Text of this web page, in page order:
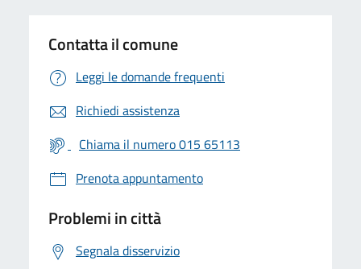
Contatta il comune
Leggi le domande frequenti
Richiedi assistenza
Chiama il numero 015 65113
Prenota appuntamento
Problemi in città
Segnala disservizio